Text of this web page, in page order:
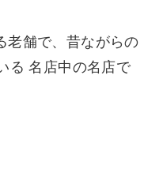
老舗で、昔ながらの
る 名店中の名店で